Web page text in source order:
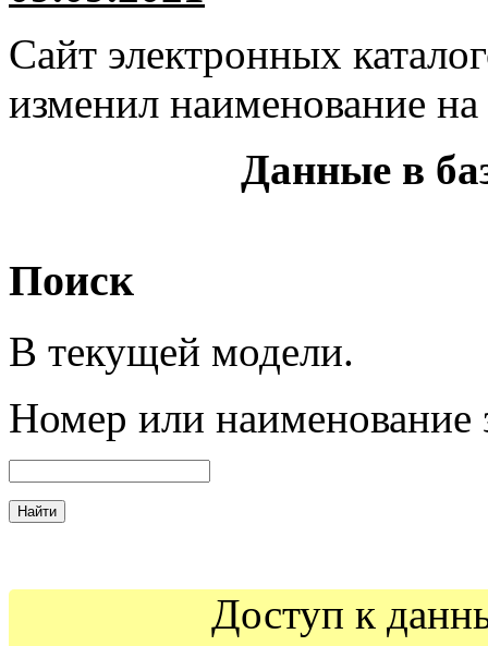
Сайт электронных
изменил наименование на
Данные в
Поиск
В текущей модели.
Номер или наименование
Доступ к